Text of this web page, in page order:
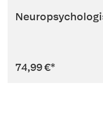
74,99 €*